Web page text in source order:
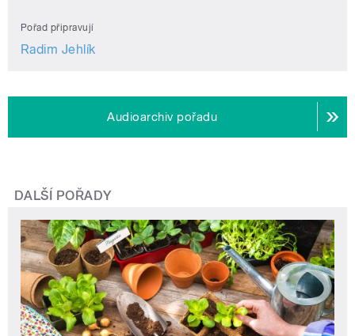
Pořad připravují
Radim Jehlík
Audioarchiv pořadu
DALŠÍ POŘADY